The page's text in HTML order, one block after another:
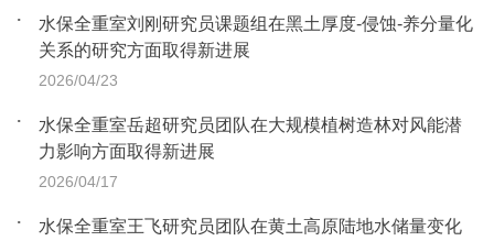
水保全重室刘刚研究员课题组在黑土厚度-侵蚀-养分量化
关系的研究方面取得新进展
2026/04/23
水保全重室岳超研究员团队在大规模植树造林对风能潜
力影响方面取得新进展
2026/04/17
水保全重室王飞研究员团队在黄土高原陆地水储量变化